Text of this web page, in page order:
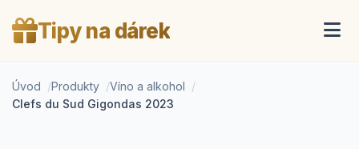
Tipy na dárek
Úvod Produkty
Víno a alkohol
Clefs du Sud Gigondas 2023